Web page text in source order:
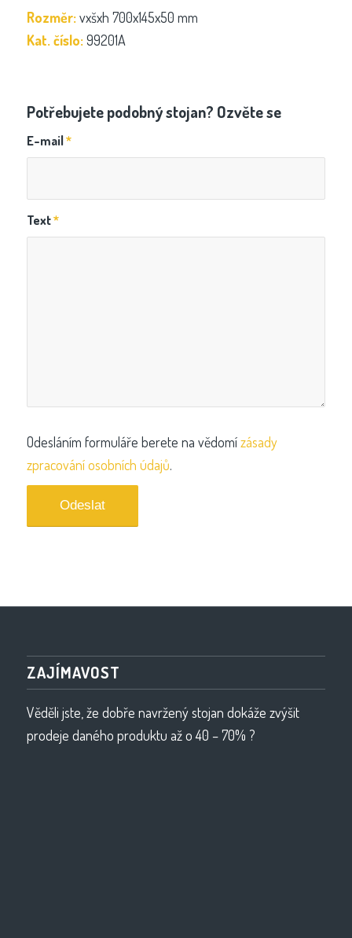
Rozměr:vxšxh 700x145x50 mm
Kat. číslo:99201A
Potřebujete podobný stojan? Ozvěte se
E-mail*
Text*
Odesláním formuláře berete na vědomízásady
zpracování osobních údajů.
ZAJÍMAVOST
Věděli jste, že dobře navržený stojan dokáže zvýšit
prodeje daného produktu až o 40 – 70% ?